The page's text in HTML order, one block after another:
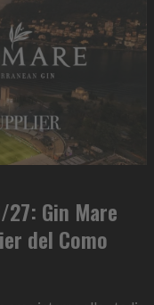
Gin Mare
del Como